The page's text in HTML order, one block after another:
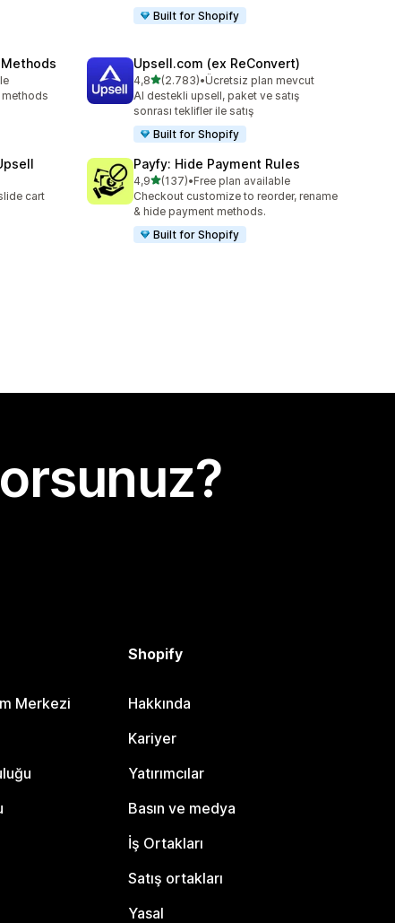
Built for Shopify
Upsell.com (ex ReConvert)
4,85 yıldız üzerinden
(2.783)
toplam 2783 değerlendirme
•Ücretsiz plan mevcut
AI destekli upsell, paket ve satış
sonrası teklifler ile satış
Built for Shopify
cart
Payfy: Hide Payment Rules
4,95 yıldız üzerinden
(137)
toplam 137 değerlendirme
•Free plan available
Checkout customize to reorder, rename
& hide payment methods.
Built for Shopify
Merkezi
Shopify
Hakkında
Kariyer
Yatırımcılar
Basın ve medya
İş Ortakları
Satış ortakları
Yasal